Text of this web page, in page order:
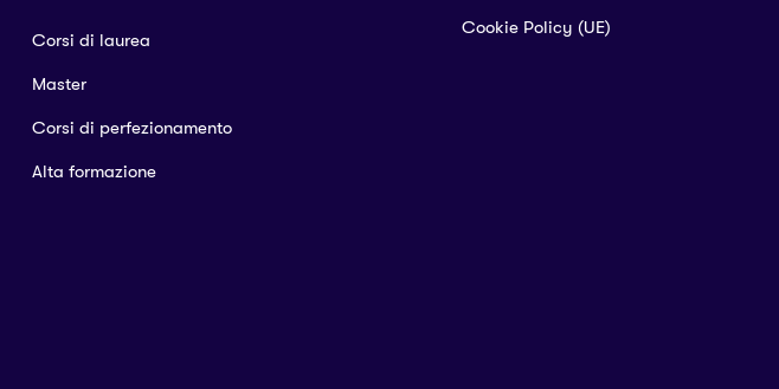
Corsi di laurea
Master
Corsi di perfezionamento
Alta formazione
Cookie Policy (UE)